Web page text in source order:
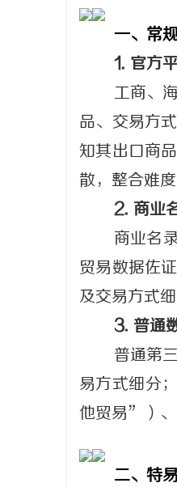
一、常
1. 官方
工商、
品、交易方
知其出口商
散，整合难度
2. 商业
商业名
贸易数据佐
及交易方式
3. 普通
普通第
易方式细分
他贸易”）、
二、特